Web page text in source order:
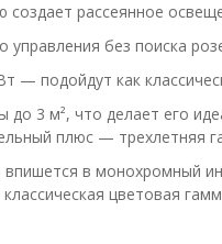
рассеянное
без поиска
подойдут как
3 м², что делает его
плюс — трехлетняя
в монохромный
цветовая